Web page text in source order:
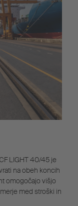
LIGHT 40/45 je
na obeh koncih
omogočajo višjo
med stroški in